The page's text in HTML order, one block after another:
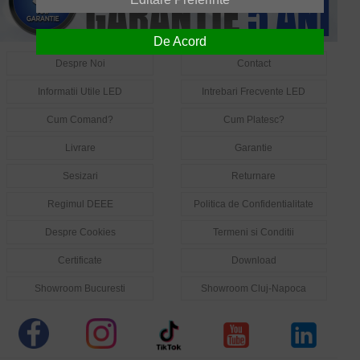
Despre Noi Contact
Informatii Utile LED Intrebari Frecvente LED
Cum Comand? Cum Platesc?
Livrare Garantie
Sesizari Returnare
Regimul DEEE Politica de Confidentialitate
Despre Cookies Termeni si Conditii
Certificate Download
Showroom Bucuresti Showroom Cluj-Napoca
De Acord